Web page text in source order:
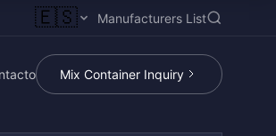
🇪🇸 Manufacturers List
Mix Container Inquiry